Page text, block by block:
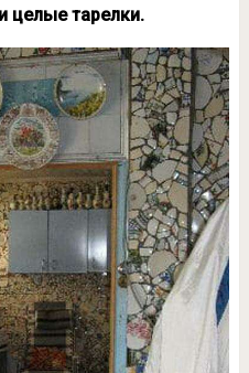
целые тарелки.